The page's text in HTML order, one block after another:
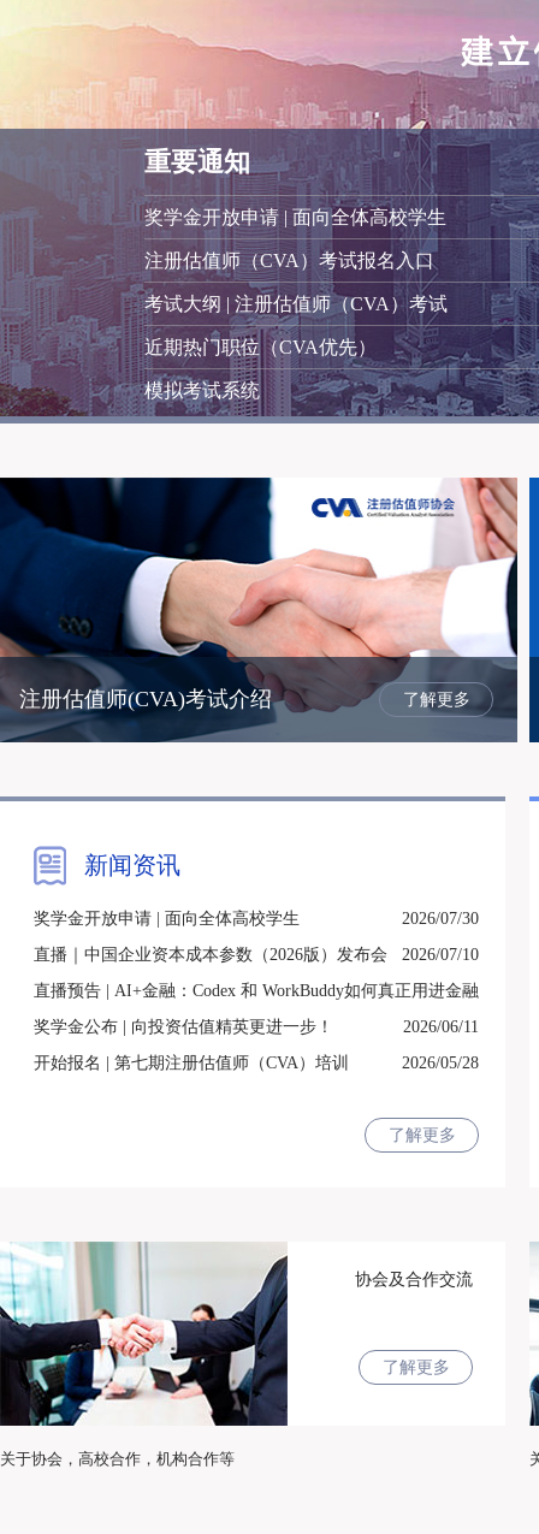
重要通知
奖学金开放申请 | 面向全体高校学生
注册估值师（CVA）考试报名入口
考试大纲 | 注册估值师（CVA）考试
近期热门职位（CVA优先）
模拟考试系统
注册估值师(CVA)考试介绍 了解更多
新闻资讯
奖学金开放申请 | 面向全体高校学生
2026/07/30
直播｜中国企业资本成本参数（2026版）发布会
2026/07/10
直播预告 | AI+金融：Codex 和 WorkBuddy如何真正用进金融
工作流
2026/07/08
奖学金公布 | 向投资估值精英更进一步！
2026/06/11
开始报名 | 第七期注册估值师（CVA）培训
2026/05/28
了解更多
协会及合作交流
了解更多
关于协会，高校合作，机构合作等